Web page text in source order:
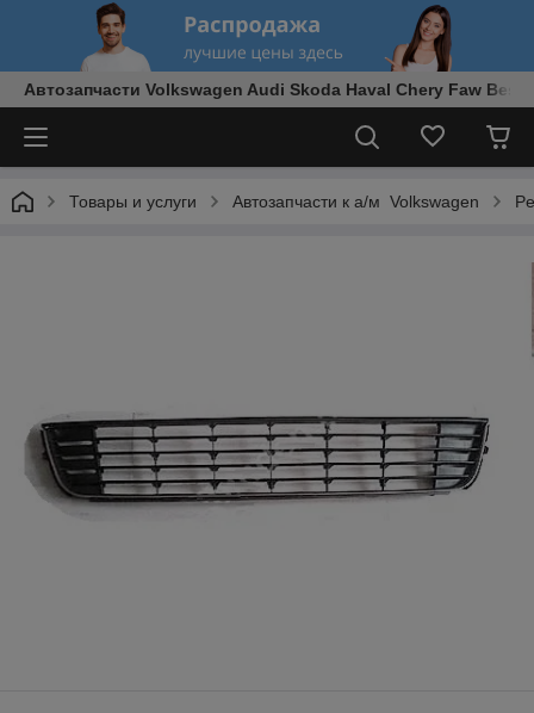
Автозапчасти Volkswagen Audi Skoda Haval Chery Faw
Товары и услуги Автозапчасти к а/м Volkswagen